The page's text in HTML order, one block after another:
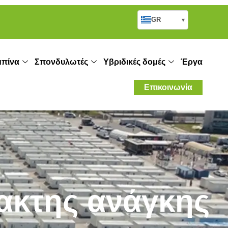
GR ▾
Σπονδυλωτές Υβριδικές δομές Έργα
Επικοινωνία
ανάγκης